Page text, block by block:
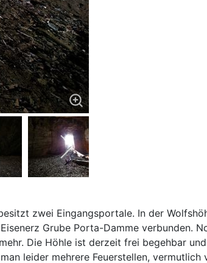
zwei Eingangsportale. In der
Grube Porta-Damme verbunden.
Die Höhle ist derzeit frei begehbar
leider mehrere Feuerstellen,